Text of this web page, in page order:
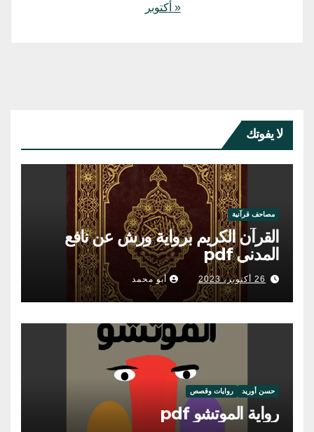
« أكتوبر
لا يفوتك
مصاحف قرآنية
القرآن الكريم برواية ورش عن نافع
المدني pdf
26 أكتوبر، 2023 أبو محمد
حسن أوريد روايات وقصص
رواية الموتشو pdf